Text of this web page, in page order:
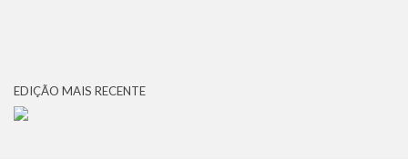
EDIÇÃO MAIS RECENTE